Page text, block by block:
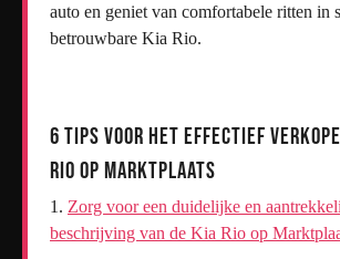
auto en geniet van comfortabele ritten in
betrouwbare Kia Rio.
6 Tips voor het Effectief
Rio op Marktplaats
Zorg voor een duidelijke en
beschrijving van de Kia Rio op